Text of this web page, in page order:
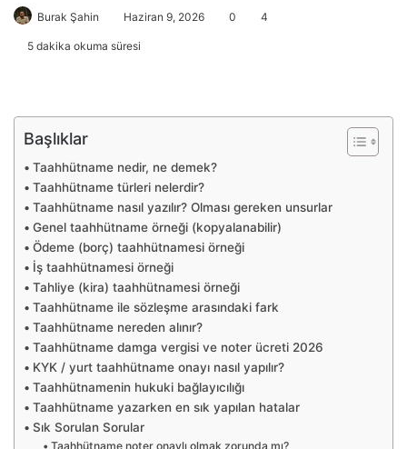
Burak Şahin Haziran 9, 2026 0 4
5 dakika okuma süresi
Başlıklar
Taahhütname nedir, ne demek?
Taahhütname türleri nelerdir?
Taahhütname nasıl yazılır? Olması gereken unsurlar
Genel taahhütname örneği (kopyalanabilir)
Ödeme (borç) taahhütnamesi örneği
İş taahhütnamesi örneği
Tahliye (kira) taahhütnamesi örneği
Taahhütname ile sözleşme arasındaki fark
Taahhütname nereden alınır?
Taahhütname damga vergisi ve noter ücreti 2026
KYK / yurt taahhütname onayı nasıl yapılır?
Taahhütnamenin hukuki bağlayıcılığı
Taahhütname yazarken en sık yapılan hatalar
Sık Sorulan Sorular
Taahhütname noter onaylı olmak zorunda mı?